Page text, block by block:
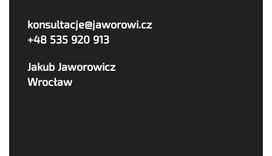
konsultacje@jaworowi.cz
+48 535 920 913
Jakub Jaworowicz
Wrocław